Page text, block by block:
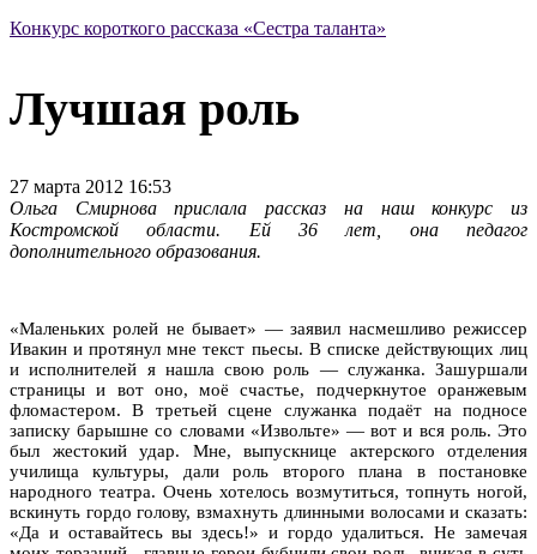
Конкурс короткого рассказа «Сестра таланта»
Лучшая роль
27 марта 2012 16:53
Ольга Смирнова прислала рассказ на наш конкурс из
Костромской области. Ей 36 лет, она педагог
дополнительного образования.
«Маленьких ролей не бывает» — заявил насмешливо режиссер
Ивакин и протянул мне текст пьесы. В списке действующих лиц
и исполнителей я нашла свою роль — служанка. Зашуршали
страницы и вот оно, моё счастье, подчеркнутое оранжевым
фломастером. В третьей сцене служанка подаёт на подносе
записку барышне со словами «Извольте» — вот и вся роль. Это
был жестокий удар. Мне, выпускнице актерского отделения
училища культуры, дали роль второго плана в постановке
народного театра. Очень хотелось возмутиться, топнуть ногой,
вскинуть гордо голову, взмахнуть длинными волосами и сказать:
«Да и оставайтесь вы здесь!» и гордо удалиться. Не замечая